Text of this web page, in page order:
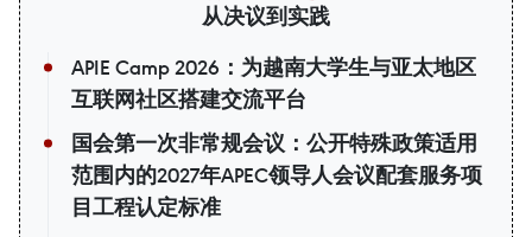
从决议到实践
APIE Camp 2026：为越南大学生与亚太地区
互联网社区搭建交流平台
国会第一次非常规会议：公开特殊政策适用
范围内的2027年APEC领导人会议配套服务项
目工程认定标准